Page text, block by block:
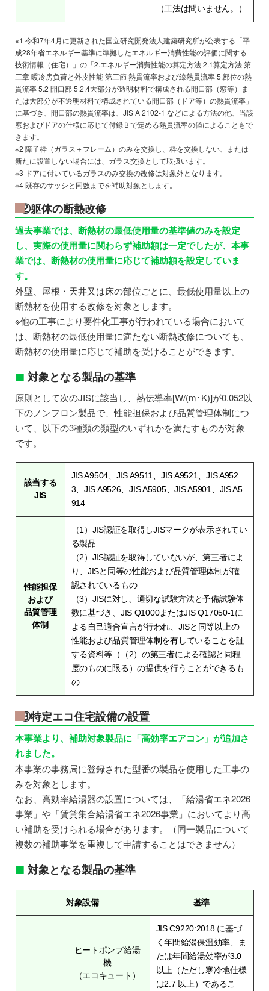
（工法は問いません。）
※1 令和7年4月に更新された国立研究開発法人建築研究所が公表する「平
成28年省エネルギー基準に準拠したエネルギー消費性能の評価に関する
技術情報（住宅）」の「2.エネルギー消費性能の算定方法 2.1算定方法 第
三章 暖冷房負荷と外皮性能 第三節 熱貫流率および線熱貫流率 5.部位の熱
貫流率 5.2 開口部 5.2.4大部分が透明材料で構成される開口部（窓等）ま
たは大部分が不透明材料で構成されている開口部（ドア等）の熱貫流率」
に基づき、開口部の熱貫流率は、JIS A 2102-1 などによる方法の他、当該
窓およびドアの仕様に応じて付録Ｂで定める熱貫流率の値によることもで
きます。
※2 障子枠（ガラス＋フレーム）のみを交換し、枠を交換しない、または
新たに設置しない場合には、ガラス交換として取扱います。
※3 ドアに付いているガラスのみ交換の改修は対象外となります。
※4 既存のサッシと同数までを補助対象とします。
②躯体の断熱改修
過去事業では、断熱材の最低使用量の基準値のみを設定
し、実際の使用量に関わらず補助額は一定でしたが、本事
業では、断熱材の使用量に応じて補助額を設定していま
す。
外壁、屋根・天井又は床の部位ごとに、最低使用量以上の
断熱材を使用する改修を対象とします。
※他の工事により要件化工事が行われている場合において
は、断熱材の最低使用量に満たない断熱改修についても、
断熱材の使用量に応じて補助を受けることができます。
対象となる製品の基準
原則として次のJISに該当し、熱伝導率[W/(m･K)]が0.052以
下のノンフロン製品で、性能担保および品質管理体制につ
いて、以下の3種類の類型のいずれかを満たすものが対象
です。
該当する
JIS
JIS A9504、JIS A9511、JIS A9521、JIS A952
3、JIS A9526、JIS A5905、JIS A5901、JIS A5
914
性能担保
および
品質管理
体制
（1）JIS認証を取得しJISマークが表示されてい
る製品
（2）JIS認証を取得していないが、第三者によ
り、JISと同等の性能および品質管理体制が確
認されているもの
（3）JISに対し、適切な試験方法と予備試験体
数に基づき、JIS Q1000またはJIS Q17050-1に
よる自己適合宣言が行われ、JISと同等以上の
性能および品質管理体制を有していることを証
する資料等（（2）の第三者による確認と同程
度のものに限る）の提供を行うことができるも
の
③特定エコ住宅設備の設置
本事業より、補助対象製品に「高効率エアコン」が追加さ
れました。
本事業の事務局に登録された型番の製品を使用した工事の
みを対象とします。
なお、高効率給湯器の設置については、「給湯省エネ2026
事業」や「賃貸集合給湯省エネ2026事業」においてより高
い補助を受けられる場合があります。（同一製品について
複数の補助事業を重複して申請することはできません）
対象となる製品の基準
対象設備 基準
ヒートポンプ給湯
機
（エコキュート）
JIS C9220:2018 に基づ
く年間給湯保温効率、ま
たは年間給湯効率が3.0
以上（ただし寒冷地仕様
は2.7 以上）であるこ